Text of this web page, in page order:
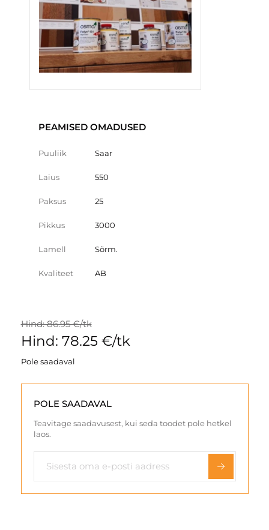
PEAMISED OMADUSED
Puuliik Saar
Laius 550
Paksus 25
Pikkus 3000
Lamell Sõrm.
Kvaliteet AB
Hind: 86.95 €/tk
Hind: 78.25 €/tk
Pole saadaval
POLE SAADAVAL
Teavitage saadavusest, kui seda toodet pole hetkel
laos.